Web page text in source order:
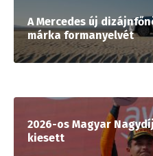
A Mercedes új
márka formanyelvét
2026-os Magyar
kiesett